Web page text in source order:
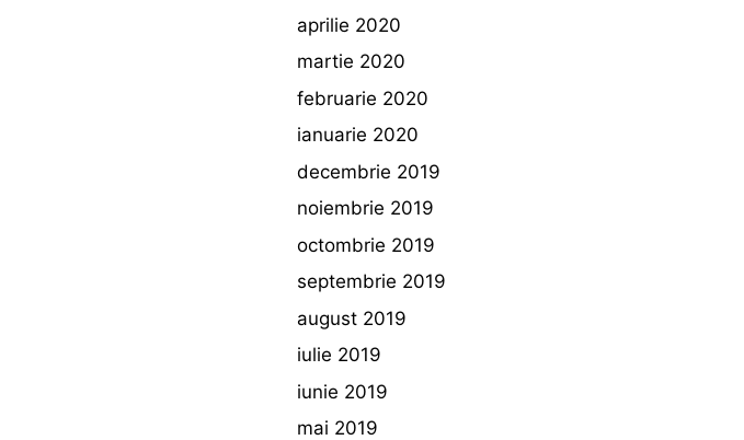
aprilie 2020
martie 2020
februarie 2020
ianuarie 2020
decembrie 2019
noiembrie 2019
octombrie 2019
septembrie 2019
august 2019
iulie 2019
iunie 2019
mai 2019